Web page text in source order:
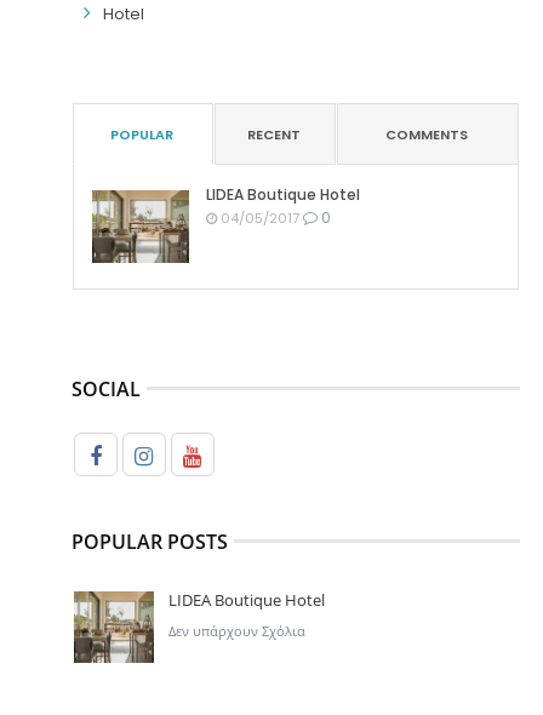
Hotel
POPULAR RECENT COMMENTS
LIDEA Boutique Hotel
04/05/2017 0
SOCIAL
POPULAR POSTS
LIDEA Boutique Hotel
Δεν υπάρχουν Σχόλια